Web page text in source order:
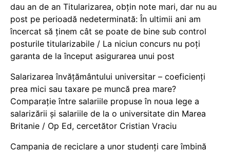
dau an de an Titularizarea, obțin note mari, dar nu au
post pe perioadă nedeterminată: În ultimii ani am
încercat să ținem cât se poate de bine sub control
posturile titularizabile / La niciun concurs nu poți
garanta de la început asigurarea unui post
Salarizarea învățământului universitar – coeficienți
prea mici sau taxare pe muncă prea mare?
Comparație între salariile propuse în noua lege a
salarizării și salariile de la o universitate din Marea
Britanie / Op Ed, cercetător Cristian Vraciu
Campania de reciclare a unor studenți care îmbină